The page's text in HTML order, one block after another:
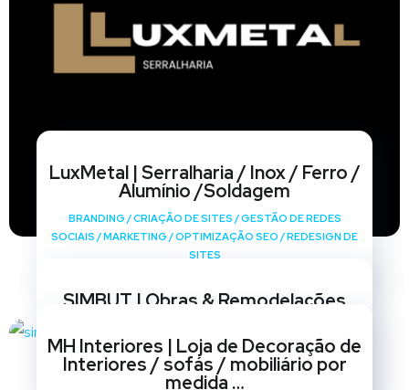
LuxMetal | Serralharia / Inox / Ferro /
Alumínio /Soldagem
BRANDING /CRIAÇÃO DE SITES /GESTÃO DE REDES
SOCIAIS /MARKETING /OPTIMIZAÇÃO SEO /REDESIGN DE
SITES
SIMBUT | Obras & Remodelações
SOCIAIS /MARKETING OPTIMIZAÇÃO SEO/ REDESIGN DE
SITES
MH Interiores | Loja de Decoração de
Interiores / sofás / mobiliário por
medida …